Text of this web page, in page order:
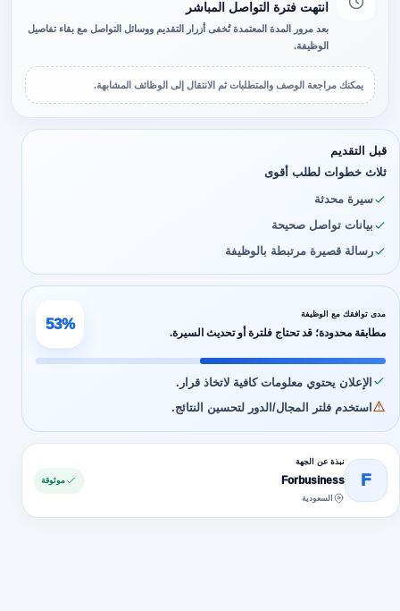
انتهت فترة التواصل المباشر
بعد مرور المدة المعتمدة تُخفى أزرار التقديم ووسائل التواصل مع بقاء تفاصيل
الوظيفة.
يمكنك مراجعة الوصف والمتطلبات ثم الانتقال إلى الوظائف المشابهة.
قبل التقديم
ثلاث خطوات لطلب أقوى
سيرة محدثة
بيانات تواصل صحيحة
رسالة قصيرة مرتبطة بالوظيفة
مدى توافقك مع الوظيفة
مطابقة محدودة؛ قد تحتاج فلترة أو تحديث السيرة. 53%
الإعلان يحتوي معلومات كافية لاتخاذ قرار.
استخدم فلتر المجال/الدور لتحسين النتائج.
F
نبذة عن الجهة
Forbusiness
السعودية
موثوقة